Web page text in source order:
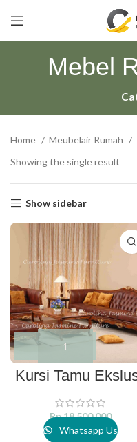
Mebel
Home Meubelair Rumah
Showing the single result
Show sidebar
Kursi Tamu
Rp18.500.000
Whatsapp Us